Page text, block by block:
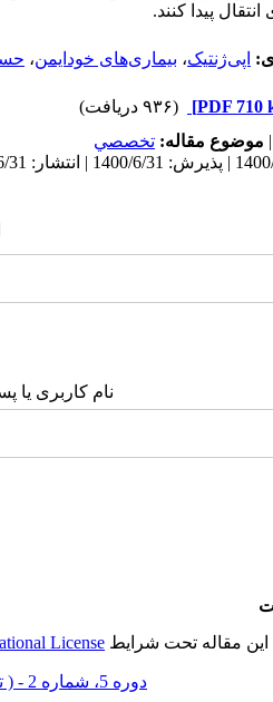
پیدا کنند.
اپی‌ژنتیک، بیماری‌های خودایمن،
(۹۳۶ دریافت)
| موضوع مقاله: تخصصي
نام کاربری یا
این مقاله تحت شرایط License
دوره 5، شماره 2 - ( تابستان 1400 )